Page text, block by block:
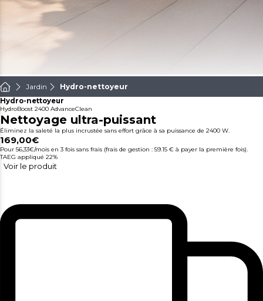
Jardin Hydro-nettoyeur
Hydro-nettoyeur
HydroBoost 2400 AdvanceClean
Nettoyage ultra-puissant
Éliminez la saleté la plus incrustée sans effort grâce à sa puissance de 2400 W.
169,00€
Pour 56,33€/mois en 3 fois sans frais (frais de gestion : 59.15 € à payer la première fois).
TAEG appliqué 22%
Voir le produit